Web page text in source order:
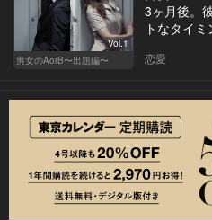
Vol.1
男女のAorB〜出題編〜
3ヶ月後。
トなタイミ
恋愛